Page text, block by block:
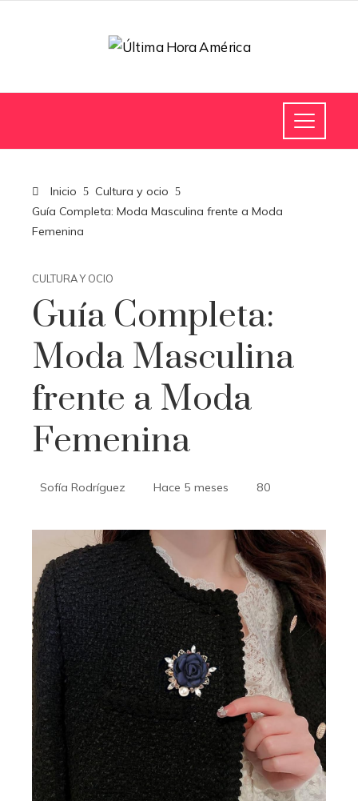
Inicio
Cultura y ocio
Guía Completa: Moda Masculina frente a Moda
Femenina
CULTURA Y OCIO
Guía Completa:
Moda Masculina
frente a Moda
Femenina
Sofía Rodríguez Hace 5 meses 80